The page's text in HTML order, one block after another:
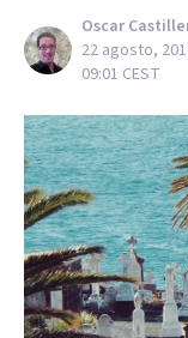
Oscar
22 agosto,
09:01 CEST